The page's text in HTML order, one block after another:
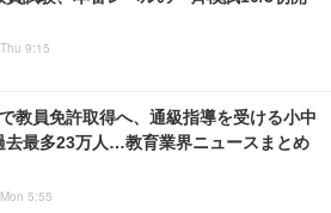
9:15
教員免許取得へ、通級指導を受ける小中
去最多23万人…教育業界ニュースまとめ
5:55